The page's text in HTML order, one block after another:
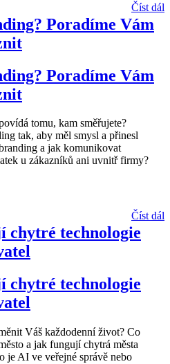
Číst dál
Poradíme Vám
Poradíme Vám
tomu, kam směřujete?
tak, aby měl smysl a přinesl
a jak komunikovat
u zákazníků ani uvnitř firmy?
Číst dál
chytré technologie
chytré technologie
Váš každodenní život? Co
a jak fungují chytrá města
je AI ve veřejné správě nebo